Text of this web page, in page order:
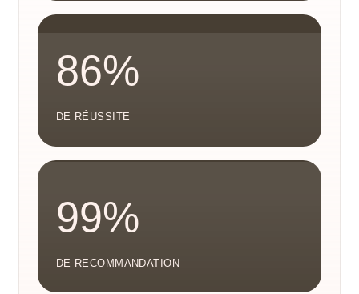
86%
DE RÉUSSITE
99%
DE RECOMMANDATION